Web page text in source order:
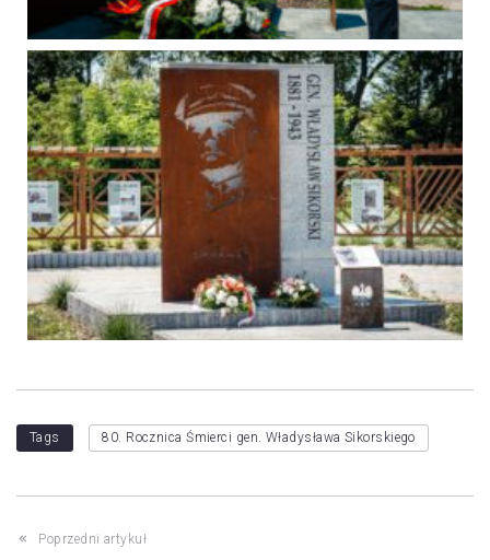
Tags 80. Rocznica Śmierci gen. Władysława Sikorskiego
Poprzedni artykuł